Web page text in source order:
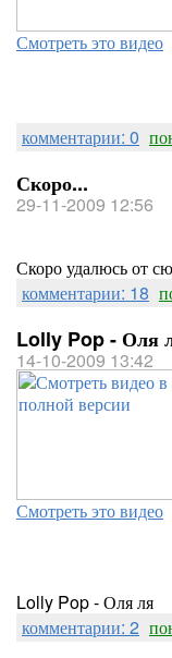
Смотреть это видео
комментарии: 0
Скоро...
29-11-2009 12:56
Скоро удалюсь от
комментарии: 18
Lolly Pop - Оля
14-10-2009 13:42
Смотреть это видео
Lolly Pop - Оля ля
комментарии: 2